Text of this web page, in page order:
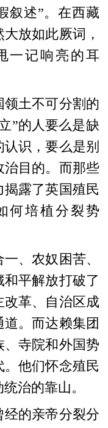
叙述”。在西藏
放如此厥词，
一记响亮的耳
土不可分割的
”的人要么是缺
识，要么是别
治目的。而那些
揭露了英国殖民
何培植分裂势
、农奴困苦、
平解放打破了
改革、自治区成
。而达赖集团
、寺院和外国势
。他们怀念殖民
治的靠山。
的亲帝分裂分